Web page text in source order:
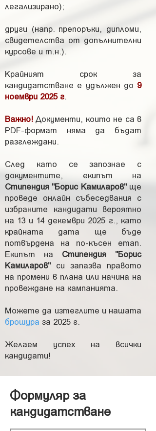
легализирано);
други (напр. препоръки, дипломи,
свидетелства от допълнителни
курсове и т.н.).
Крайният срок за
кандидатстване е удължен до 9
ноември 2025 г.
Важно! Документи, които не са в
PDF-формат няма да бъдат
разглеждани.
След като се запознае с
документите, екипът на
Стипендия "Борис Камиларов"ще
проведе онлайн събеседвания с
избраните кандидати вероятно
на 13 и 14 декември 2025 г., като
крайната дата ще бъде
потвърдена на по-късен етап.
Екипът на Стипендия "Борис
Камиларов"си запазва правото
на промени в плана или начина на
провеждане на кампанията.
Можете да изтеглите и нашата
брошура за 2025 г.
Желаем успех на всички
кандидати!
Формуляр за
кандидатстване